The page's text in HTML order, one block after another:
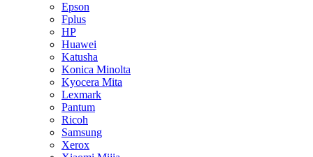
Epson
Fplus
HP
Huawei
Katusha
Konica Minolta
Kyocera Mita
Lexmark
Pantum
Ricoh
Samsung
Xerox